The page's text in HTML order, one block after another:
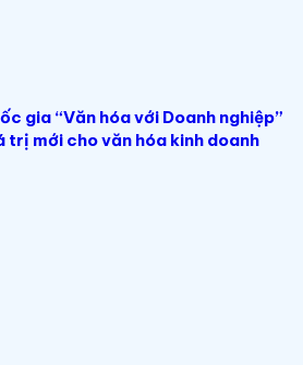
gia “Văn hóa với Doanh nghiệp”
trị mới cho văn hóa kinh doanh